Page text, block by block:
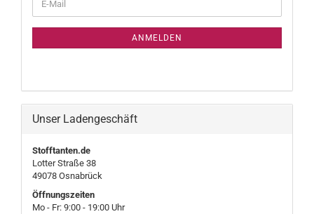
ZUR
E-
Mail
ANMELDEN
Unser Ladengeschäft
Stofftanten.de
Lotter Straße 38
49078 Osnabrück
Öffnungszeiten
Mo - Fr: 9:00 - 19:00 Uhr